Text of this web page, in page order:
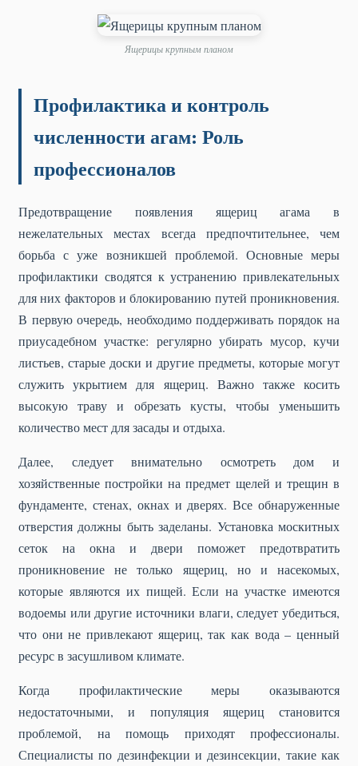
Ящерицы крупным планом
Профилактика и контроль
численности агам: Роль
профессионалов
Предотвращение появления ящериц агама в
нежелательных местах всегда предпочтительнее, чем
борьба с уже возникшей проблемой. Основные меры
профилактики сводятся к устранению привлекательных
для них факторов и блокированию путей проникновения.
В первую очередь, необходимо поддерживать порядок на
приусадебном участке: регулярно убирать мусор, кучи
листьев, старые доски и другие предметы, которые могут
служить укрытием для ящериц. Важно также косить
высокую траву и обрезать кусты, чтобы уменьшить
количество мест для засады и отдыха.
Далее, следует внимательно осмотреть дом и
хозяйственные постройки на предмет щелей и трещин в
фундаменте, стенах, окнах и дверях. Все обнаруженные
отверстия должны быть заделаны. Установка москитных
сеток на окна и двери поможет предотвратить
проникновение не только ящериц, но и насекомых,
которые являются их пищей. Если на участке имеются
водоемы или другие источники влаги, следует убедиться,
что они не привлекают ящериц, так как вода – ценный
ресурс в засушливом климате.
Когда профилактические меры оказываются
недостаточными, и популяция ящериц становится
проблемой, на помощь приходят профессионалы.
Специалисты по дезинфекции и дезинсекции, такие как